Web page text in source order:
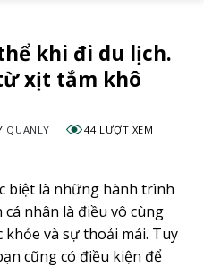
khi đi du lịch.
xịt tắm khô
QUANLY 44 LƯỢT XEM
biệt là những hành trình
cá nhân là điều vô cùng
và sự thoải mái. Tuy
cũng có điều kiện để